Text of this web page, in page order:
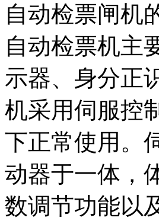
自动检票闸机
自动检票机主
示器、身分正
机采用伺服控
下正常使用。
动器于一体，
数调节功能以